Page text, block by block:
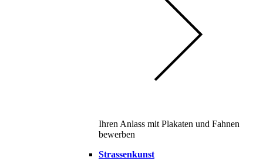
Ihren Anlass mit Plakaten und Fahnen
bewerben
Strassenkunst